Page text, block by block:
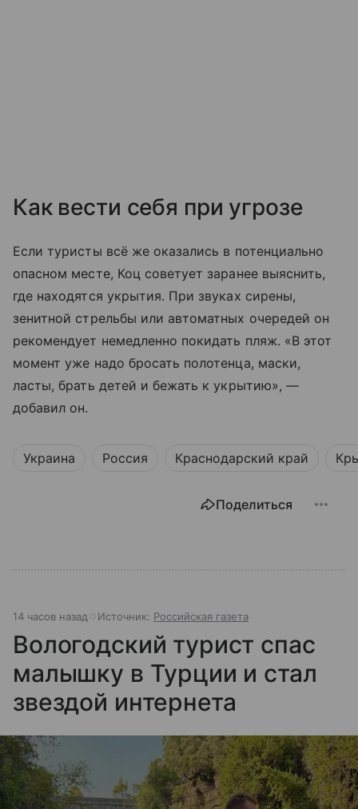
Как вести себя при угрозе
Если туристы всё же оказались в потенциально
опасном месте, Коц советует заранее выяснить,
где находятся укрытия. При звуках сирены,
зенитной стрельбы или автоматных очередей он
рекомендует немедленно покидать пляж. «В этот
момент уже надо бросать полотенца, маски,
ласты, брать детей и бежать к укрытию», —
добавил он.
Украина Россия Краснодарский край
Поделиться
14 часов назад Источник: Российская газета
Вологодский турист спас
малышку в Турции и стал
звездой интернета